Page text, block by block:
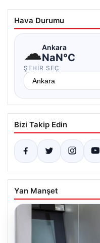
Hava Durumu
☁Ankara
NaN°C
ŞEHIR SEÇ
Bizi Takip Edin
Yan Manşet